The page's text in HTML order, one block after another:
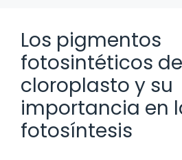
Los pigmentos
fotosintéticos
cloroplasto y su
importancia en
fotosíntesis